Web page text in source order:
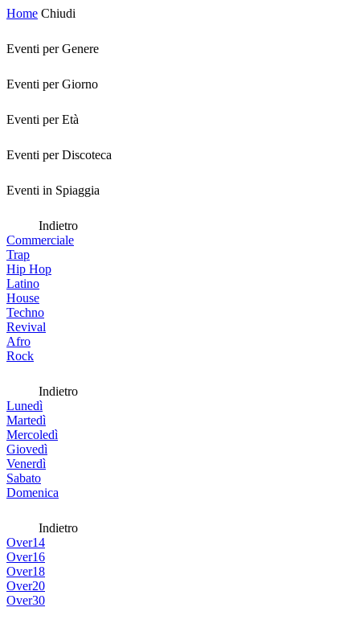
Home Chiudi
Eventi per Genere
Eventi per Giorno
Eventi per Età
Eventi per Discoteca
Eventi in Spiaggia
Indietro
Commerciale
Trap
Hip Hop
Latino
House
Techno
Revival
Afro
Rock
Indietro
Lunedì
Martedì
Mercoledì
Giovedì
Venerdì
Sabato
Domenica
Indietro
Over14
Over16
Over18
Over20
Over30